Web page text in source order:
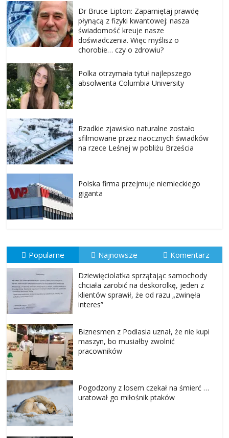
Dr Bruce Lipton: Zapamiętaj prawdę
płynącą z fizyki kwantowej: nasza
świadomość kreuje nasze
doświadczenia. Więc myślisz o
chorobie… czy o zdrowiu?
Polka otrzymała tytuł najlepszego
absolwenta Columbia University
Rzadkie zjawisko naturalne zostało
sfilmowane przez naocznych świadków
na rzece Leśnej w pobliżu Brześcia
Polska firma przejmuje niemieckiego
giganta
Popularne Najnowsze Komentarz
Dziewięciolatka sprzątając samochody
chciała zarobić na deskorolkę, jeden z
klientów sprawił, że od razu „zwinęła
interes”
Biznesmen z Podlasia uznał, że nie kupi
maszyn, bo musiałby zwolnić
pracowników
Pogodzony z losem czekał na śmierć …
uratował go miłośnik ptaków